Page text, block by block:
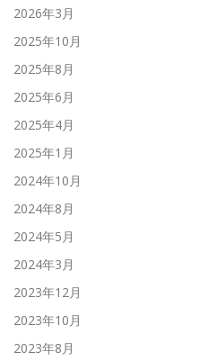
2026年3月
2025年10月
2025年8月
2025年6月
2025年4月
2025年1月
2024年10月
2024年8月
2024年5月
2024年3月
2023年12月
2023年10月
2023年8月